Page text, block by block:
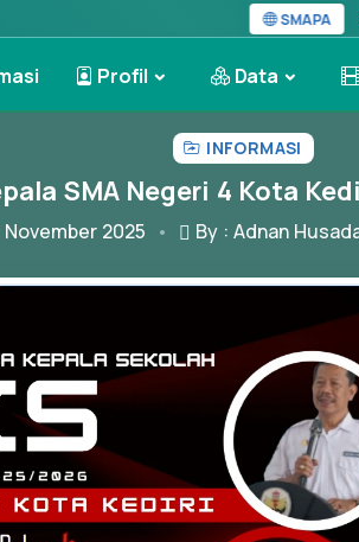
Selamat Datang
Profil Data
INFORMASI
SMA Negeri 4 Kota
November 2025 By : Adnan